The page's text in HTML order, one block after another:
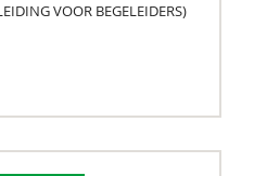
VOOR BEGELEIDERS)